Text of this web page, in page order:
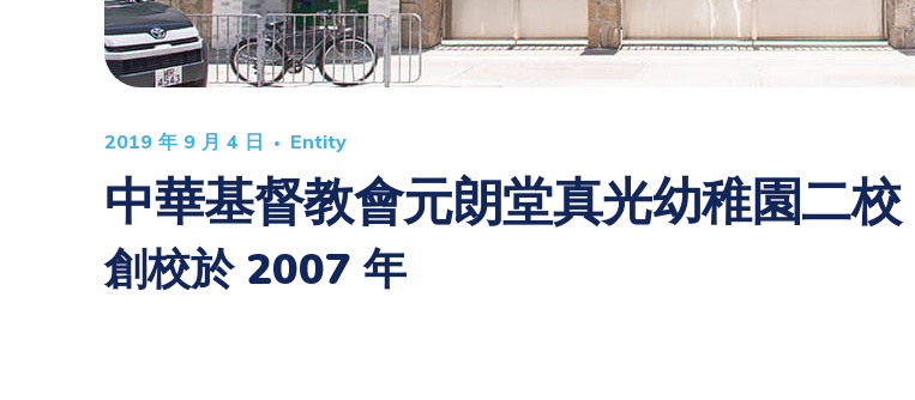
2019 年 9 月 4 日 Entity
中華基督教會元朗堂真光幼稚園二校
創校於 2007 年